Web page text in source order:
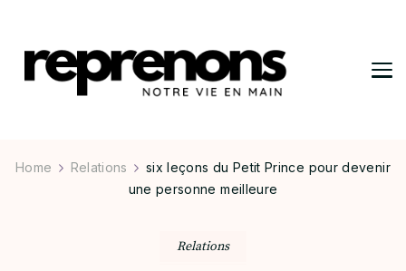
Home Relations
six leçons du Petit Prince pour devenir
une personne meilleure
Relations